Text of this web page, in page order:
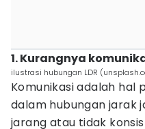
1. Kurangnya
ilustrasi hubungan LDR
Komunikasi adalah hal
dalam hubungan jarak
jarang atau tidak